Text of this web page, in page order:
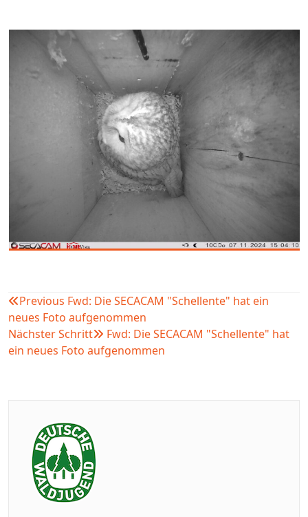
Beitragsnavigation
Previous Fwd: Die SECACAM "Schellente" hat ein
neues Foto aufgenommen
Nächster Schritt
Fwd: Die SECACAM "Schellente" hat
ein neues Foto aufgenommen